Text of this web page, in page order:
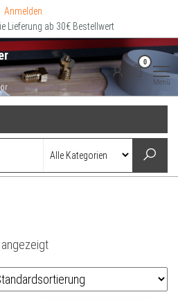
Anmelden
Lieferung ab 30€ Bestellwert
0
Menü